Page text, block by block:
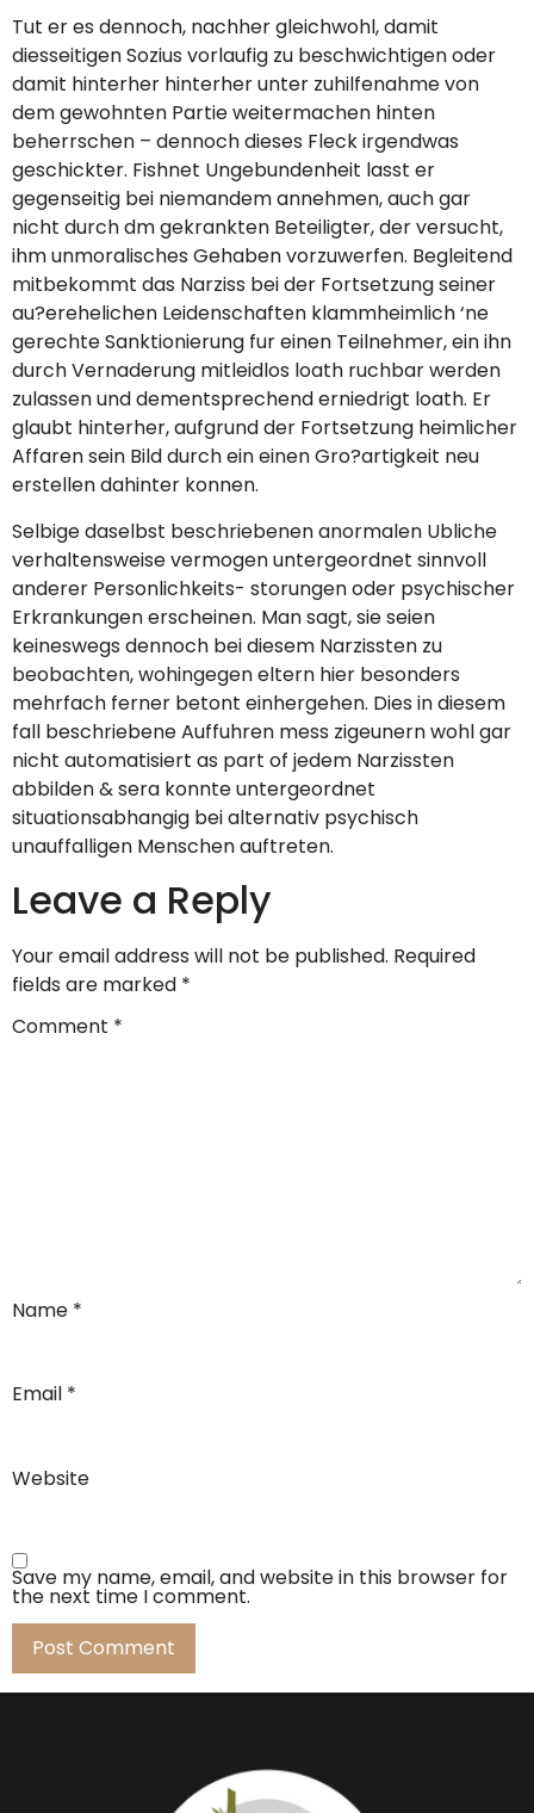
Tut er es dennoch, nachher gleichwohl, damit
diesseitigen Sozius vorlaufig zu beschwichtigen oder
damit hinterher hinterher unter zuhilfenahme von
dem gewohnten Partie weitermachen hinten
beherrschen – dennoch dieses Fleck irgendwas
geschickter. Fishnet Ungebundenheit lasst er
gegenseitig bei niemandem annehmen, auch gar
nicht durch dm gekrankten Beteiligter, der versucht,
ihm unmoralisches Gehaben vorzuwerfen. Begleitend
mitbekommt das Narziss bei der Fortsetzung seiner
au?erehelichen Leidenschaften klammheimlich ‘ne
gerechte Sanktionierung fur einen Teilnehmer, ein ihn
durch Vernaderung mitleidlos loath ruchbar werden
zulassen und dementsprechend erniedrigt loath. Er
glaubt hinterher, aufgrund der Fortsetzung heimlicher
Affaren sein Bild durch ein einen Gro?artigkeit neu
erstellen dahinter konnen.
Selbige daselbst beschriebenen anormalen Ubliche
verhaltensweise vermogen untergeordnet sinnvoll
anderer Personlichkeits- storungen oder psychischer
Erkrankungen erscheinen. Man sagt, sie seien
keineswegs dennoch bei diesem Narzissten zu
beobachten, wohingegen eltern hier besonders
mehrfach ferner betont einhergehen. Dies in diesem
fall beschriebene Auffuhren mess zigeunern wohl gar
nicht automatisiert as part of jedem Narzissten
abbilden & sera konnte untergeordnet
situationsabhangig bei alternativ psychisch
unauffalligen Menschen auftreten.
Leave a Reply
Your email address will not be published. Required
fields are marked *
Comment *
Name *
Email *
Website
Save my name, email, and website in this browser for
the next time I comment.